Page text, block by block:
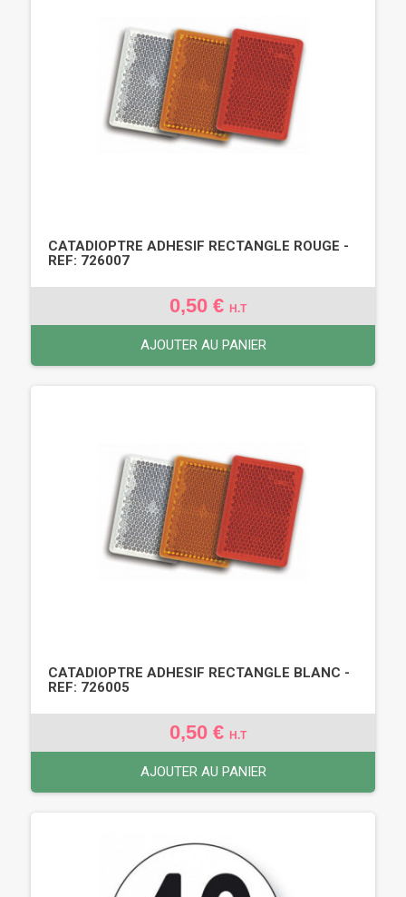
CATADIOPTRE ADHESIF RECTANGLE ROUGE -
REF: 726007
0,50 € H.T
AJOUTER AU PANIER
CATADIOPTRE ADHESIF RECTANGLE BLANC -
REF: 726005
0,50 € H.T
AJOUTER AU PANIER